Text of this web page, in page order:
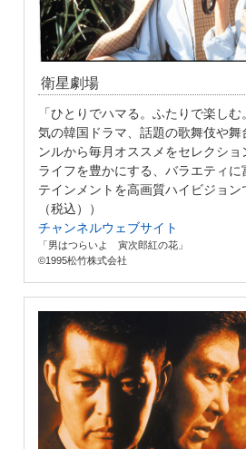
衛星劇場
「ひとりでハマる。ふたりで楽し
気の韓国ドラマ、話題の歌舞伎や舞
ンルから毎月オススメをセレクシ
ライフを豊かにする、バラエティに
テインメントを高画質ハイビジョン
（税込））
チャンネルウェブサイト
「男はつらいよ 寅次郎紅の花」
©1995松竹株式会社